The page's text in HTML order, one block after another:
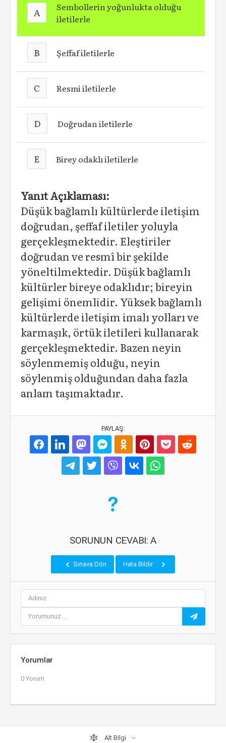
A
Sembollerin yoğunlukta olduğu
iletilerle
B Şeffaf iletilerle
C Resmi iletilerle
D Doğrudan iletilerle
E Birey odaklı iletilerle
Yanıt Açıklaması:
Düşük bağlamlı kültürlerde iletişim
doğrudan, şeffaf iletiler yoluyla
gerçekleşmektedir. Eleştiriler
doğrudan ve resmî bir şekilde
yöneltilmektedir. Düşük bağlamlı
kültürler bireye odaklıdır; bireyin
gelişimi önemlidir. Yüksek bağlamlı
kültürlerde iletişim imalı yolları ve
karmaşık, örtük iletileri kullanarak
gerçekleşmektedir. Bazen neyin
söylenmemiş olduğu, neyin
söylenmiş olduğundan daha fazla
anlam taşımaktadır.
PAYLAŞ:
SORUNUN CEVABI: A
Sınava Dön Hata Bildir
Yorumlar
0 Yorum
Alt Bilgi